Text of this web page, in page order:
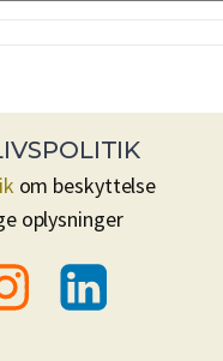
om beskyttelse
oplysninger